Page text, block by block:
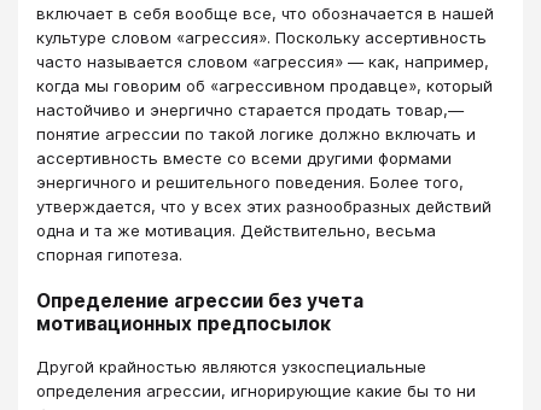
включает в себя вообще все, что обозначается в нашей
культуре словом «агрессия». Поскольку ассертивность
часто называется словом «агрессия» — как, например,
когда мы говорим об «агрессивном продавце», который
настойчиво и энергично старается продать товар,—
понятие агрессии по такой логике должно включать и
ассертивность вместе со всеми другими формами
энергичного и решительного поведения. Более того,
утверждается, что у всех этих разнообразных действий
одна и та же мотивация. Действительно, весьма
спорная гипотеза.
Определение агрессии без учета
мотивационных предпосылок
Другой крайностью являются узкоспециальные
определения агрессии, игнорирующие какие бы то ни